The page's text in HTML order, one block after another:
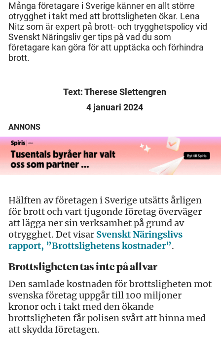
Många företagare i Sverige känner en allt större
otrygghet i takt med att brottsligheten ökar. Lena
Nitz som är expert på brott- och trygghetspolicy vid
Svenskt Näringsliv ger tips på vad du som
företagare kan göra för att upptäcka och förhindra
brott.
Text: Therese Slettengren
4 januari 2024
ANNONS
Hälften av företagen i Sverige utsätts årligen
för brott och vart tjugonde företag överväger
att lägga ner sin verksamhet på grund av
otrygghet. Det visar Svenskt Näringslivs
rapport, ”Brottslighetens kostnader”.
Brottsligheten tas inte på allvar
Den samlade kostnaden för brottsligheten mot
svenska företag uppgår till 100 miljoner
kronor och i takt med den ökande
brottsligheten får polisen svårt att hinna med
att skydda företagen.